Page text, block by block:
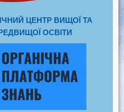
ЦЕНТР ВИЩОЇ ТА
ОСВІТИ